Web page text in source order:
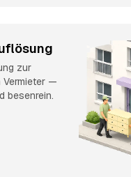
zur
Vermieter —
besenrein.